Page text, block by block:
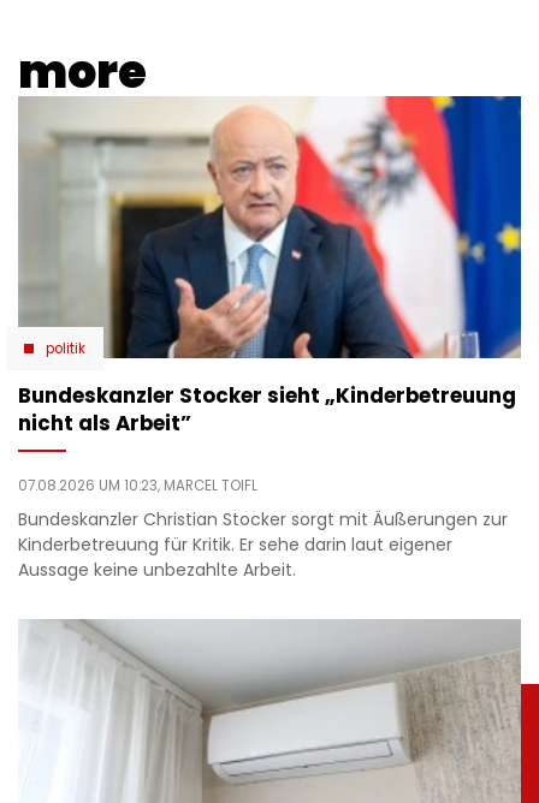
more
politik
Bundeskanzler Stocker sieht „Kinderbetreuung
nicht als Arbeit”
07.08.2026 UM 10:23, MARCEL TOIFL
Bundeskanzler Christian Stocker sorgt mit Äußerungen zur
Kinderbetreuung für Kritik. Er sehe darin laut eigener
Aussage keine unbezahlte Arbeit.